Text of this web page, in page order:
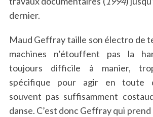
dernier.
Maud Geffray taille son électro de
machines n’étouffent pas la
toujours difficile à manier,
spécifique pour agir en toute
souvent pas suffisamment
danse. C’est donc Geffray qui